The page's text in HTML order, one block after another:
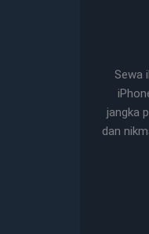
Sewa
jangka
dan